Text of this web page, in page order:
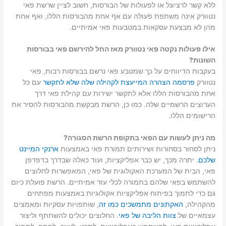
ללא קשר לרציונל או לפעולות של הבורסות, חשוב לציין שרשת פאי
נטוורק אינה משתפת פעולה עם אף אחת מהבורסות הללו, ואף אחת
מהן לא מבצעת עסקאות במטבעות פאי אמיתיים.
אילו פעולות נקטה פאי נטוורק מאז החל להירשם פאי בבורסות
השונות?
בעקבות הדיווחים על כך שמטבע פאי נרשם בבורסות רבות, פאי
נטוורק פרסמה הצהרה המייעצת לקהילה שלה שלא לתקשר עם כל
אחת מהבורסות הללו אלא לתקשר ישירות עם קהילת פאי דרך
הערוצים הרשמיים שלה. כמו כן, הרשת מבקשת מהבורסות להסיר את
הרישומים הללו.
מה ניתן לעשות עם הפאי בתקופת הרשת הסגורה?
ניתן לסחור בסחורות ושירותים תמורת פאי באמצעותארנקי המיינט
שלכם. יתרה מכך, יש כבר אפליקציות, ועוד כאלה שבדרך בדפדפן
פאי, הבית של המערכת האקולוגית של פאי, המאפשרות לחלוצים
להשתמש בפאי שלהם בתמורה לכלי עזר אמיתיים. הרשת פועלת כיום
גם כדי לתמוך בפיתוח אפליקציות אקולוגיות באמצעות מפתחים
מהקהילה, האקתונים מתמשכים כמו זה, שותפויות עסקיות ומאמצים
עצמאיים של צוות הליבה של פאי. החלוצים יכולים להשתתף וליצור